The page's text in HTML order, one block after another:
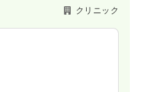
に設けて、患者さまと近
。
て外来医療、健康診断、
ホーム、薬局などの総合
た環境に対応できるプラ
注いでいます。
クリニック